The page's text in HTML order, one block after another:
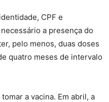
CPF e
a presença do
pelo menos, duas doses
quatro meses de intervalo
a vacina. Em abril, a